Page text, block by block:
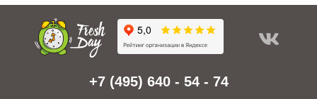
+7 (495) 640 - 54 - 74